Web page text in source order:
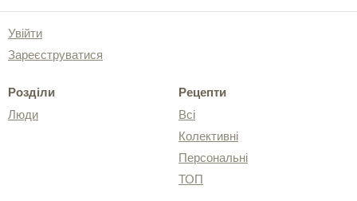
Увійти
Зареєструватися
Розділи
Люди
Рецепти
Всі
Колективні
Персональні
ТОП